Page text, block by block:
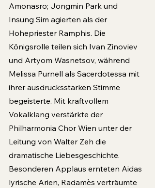
Amonasro; Jongmin Park und
Insung Sim agierten als der
Hohepriester Ramphis. Die
Königsrolle teilen sich Ivan Zinoviev
und Artyom Wasnetsov, während
Melissa Purnell als Sacerdotessa mit
ihrer ausdrucksstarken Stimme
begeisterte. Mit kraftvollem
Vokalklang verstärkte der
Philharmonia Chor Wien unter der
Leitung von Walter Zeh die
dramatische Liebesgeschichte.
Besonderen Applaus ernteten Aidas
lyrische Arien, Radamès verträumte